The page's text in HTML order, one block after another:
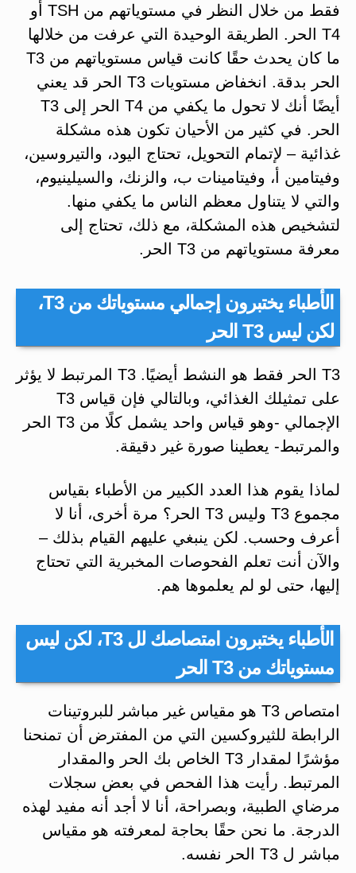
فقط من خلال النظر في مستوياتهم من TSH أو
T4 الحر. الطريقة الوحيدة التي عرفت من خلالها
ما كان يحدث حقًا كانت قياس مستوياتهم من T3
الحر بدقة. انخفاض مستويات T3 الحر قد يعني
أيضًا أنك لا تحول ما يكفي من T4 الحر إلى T3
الحر. في كثير من الأحيان تكون هذه مشكلة
غذائية – لإتمام التحويل، تحتاج اليود، والتيروسين،
وفيتامين أ، وفيتامينات ب، والزنك، والسيلينيوم،
والتي لا يتناول معظم الناس ما يكفي منها.
لتشخيص هذه المشكلة، مع ذلك، تحتاج إلى
معرفة مستوياتهم من T3 الحر.
الأطباء يختبرون إجمالي مستوياتك من T3،
لكن ليس T3 الحر
T3 الحر فقط هو النشط أيضيًا. T3 المرتبط لا يؤثر
على تمثيلك الغذائي، وبالتالي فإن قياس T3
الإجمالي -وهو قياس واحد يشمل كلًا من T3 الحر
والمرتبط- يعطينا صورة غير دقيقة.
لماذا يقوم هذا العدد الكبير من الأطباء بقياس
مجموع T3 وليس T3 الحر؟ مرة أخرى، أنا لا
أعرف وحسب. لكن ينبغي عليهم القيام بذلك –
والآن أنت تعلم الفحوصات المخبرية التي تحتاج
إليها، حتى لو لم يعلموها هم.
الأطباء يختبرون امتصاصك لل T3، لكن ليس
مستوياتك من T3 الحر
امتصاص T3 هو مقياس غير مباشر للبروتينات
الرابطة للثيروكسين التي من المفترض أن تمنحنا
مؤشرًا لمقدار T3 الخاص بك الحر والمقدار
المرتبط. رأيت هذا الفحص في بعض سجلات
مرضاي الطبية، وبصراحة، أنا لا أجد أنه مفيد لهذه
الدرجة. ما نحن حقًا بحاجة لمعرفته هو مقياس
مباشر ل T3 الحر نفسه.